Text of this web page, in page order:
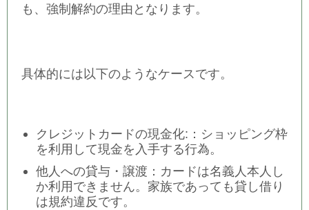
も、強制解約の理由となります。
具体的には以下のようなケースです。
クレジットカードの現金化:：ショッピング枠
を利用して現金を入手する行為。
他人への貸与・譲渡：カードは名義人本人し
か利用できません。家族であっても貸し借り
は規約違反です。